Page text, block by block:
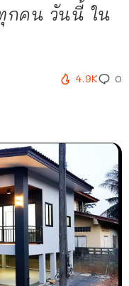
กคน วันนี้ ใน
4.9K 0